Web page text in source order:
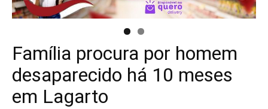
Família procura por homem
desaparecido há 10 meses
em Lagarto